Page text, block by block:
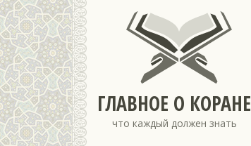
ГЛАВНОЕ О КОРАНЕ
что каждый должен знать